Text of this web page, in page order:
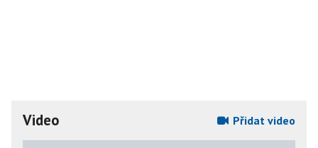
Video Přidat video